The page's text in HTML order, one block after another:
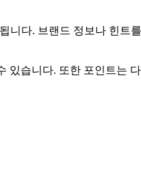
다. 브랜드 정보나 힌트
습니다. 또한 포인트는